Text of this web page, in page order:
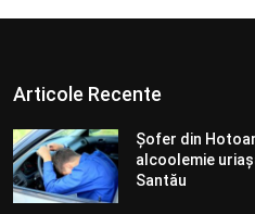
Articole Recente
Șofer din
alcoolemie
Santău